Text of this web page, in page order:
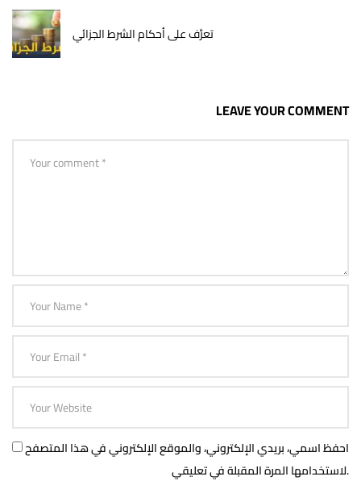
تعرَّف على أحكام الشرط الجزائي
LEAVE YOUR COMMENT
احفظ اسمي، بريدي الإلكتروني، والموقع الإلكتروني في هذا المتصفح
لاستخدامها المرة المقبلة في تعليقي.